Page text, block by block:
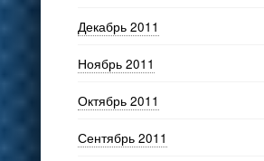
Декабрь 2011
Ноябрь 2011
Октябрь 2011
Сентябрь 2011